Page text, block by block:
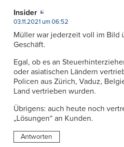
Insider
03.11.2021 um 06:52
Müller war jederzeit voll im Bild
Geschäft.
Egal, ob es an
oder asiatischen Ländern
Policen aus Zürich, Vaduz,
Land vertrieben wurden.
Übrigens: auch heute noch
„Lösungen“ an Kunden.
Antworten